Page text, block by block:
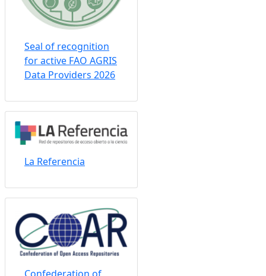
Seal of recognition
for active FAO AGRIS
Data Providers 2026
La Referencia